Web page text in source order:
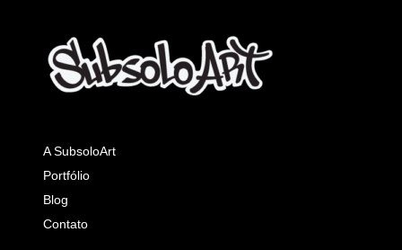
A SubsoloArt
Portfólio
Blog
Contato